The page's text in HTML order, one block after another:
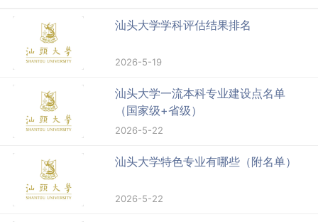
汕头大学学科评估结果排名
2026-5-19
汕头大学一流本科专业建设点名单
（国家级+省级）
2026-5-22
汕头大学特色专业有哪些（附名单）
2026-5-22